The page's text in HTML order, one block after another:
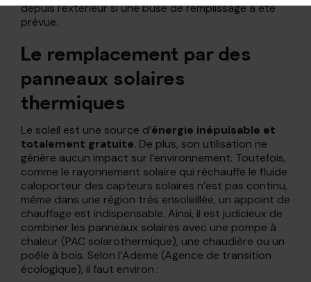
depuis l’extérieur si une buse de remplissage a été
prévue.
Le remplacement par des
panneaux solaires
thermiques
Le soleil est une source d’énergie inépuisable et
totalement gratuite. De plus, son utilisation ne
génère aucun impact sur l’environnement. Toutefois,
comme le rayonnement solaire qui réchauffe le fluide
caloporteur des capteurs solaires n’est pas continu,
même dans une région très ensoleillée, un appoint de
chauffage est indispensable. Ainsi, il est judicieux de
combiner les panneaux solaires avec une pompe à
chaleur (PAC solarothermique), une chaudière ou un
poêle à bois. Selon l’Ademe (Agence de transition
écologique), il faut environ :